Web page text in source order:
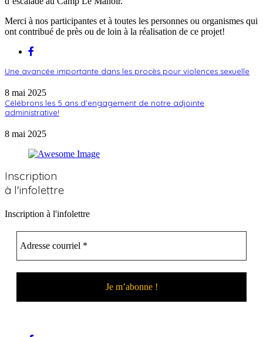
Merci à nos participantes et à toutes les personnes ou organismes qui
ont contribué de près ou de loin à la réalisation de ce projet!
Une avancée importante dans les procès pour violences sexuelle
8 mai 2025
Célébrons les 5 ans d'engagement de notre adjointe
administrative!
8 mai 2025
Inscription
à l'infolettre
Inscription à l'infolettre